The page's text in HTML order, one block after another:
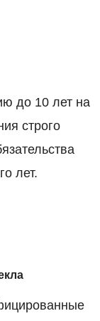
до 10 лет на
строго
лет.